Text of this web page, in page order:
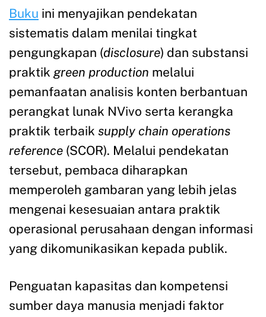
Buku ini menyajikan pendekatan
sistematis dalam menilai tingkat
pengungkapan (disclosure) dan substansi
praktik green production melalui
pemanfaatan analisis konten berbantuan
perangkat lunak NVivo serta kerangka
praktik terbaik supply chain operations
reference (SCOR). Melalui pendekatan
tersebut, pembaca diharapkan
memperoleh gambaran yang lebih jelas
mengenai kesesuaian antara praktik
operasional perusahaan dengan informasi
yang dikomunikasikan kepada publik.
Penguatan kapasitas dan kompetensi
sumber daya manusia menjadi faktor